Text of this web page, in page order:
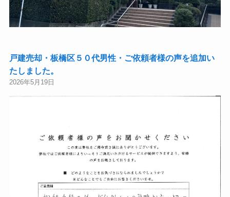
戸建売却・板橋区５０代男性・ご依頼者様の声を追加い
たしました。
2026年5月19日